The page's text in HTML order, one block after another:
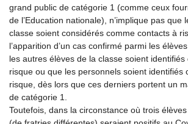
grand public de catégorie 1 (comme ceux
de l’Education nationale), n’implique pas que
classe soient considérés comme contacts à
l’apparition d’un cas confirmé parmi les
les autres élèves de la classe soient
risque ou que les personnels soient identifiés
risque, dès lors que ces derniers portent un
de catégorie 1.
Toutefois, dans la circonstance où trois